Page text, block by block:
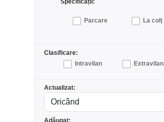
Specificații:
Parcare La colț
Clasificare:
Intravilan
Extravilan
Actualizat:
Adăugat: